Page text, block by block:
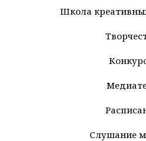
Школа
Слушание